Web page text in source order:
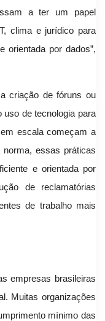
a ter um papel
clima e jurídico para
orientada por dados”,
criação de fóruns ou
de tecnologia para
escala começam a
essas práticas
e orientada por
de reclamatórias
de trabalho mais
empresas brasileiras
Muitas organizações
mínimo das